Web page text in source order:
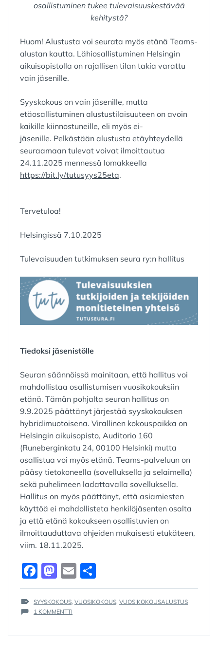
osallistuminen tukee tulevaisuuskestävää
kehitystä?
Huom! Alustusta voi seurata myös etänä Teams-
alustan kautta. Lähiosallistuminen Helsingin
aikuisopistolla on rajallisen tilan takia varattu
vain jäsenille.
Syyskokous on vain jäsenille, mutta
etäosallistuminen alustustilaisuuteen on avoin
kaikille kiinnostuneille, eli myös ei-
jäsenille. Pelkästään alustusta etäyhteydellä
seuraamaan tulevat voivat ilmoittautua
24.11.2025 mennessä lomakkeella
https://bit.ly/tutusyys25eta.
Tervetuloa!
Helsingissä 7.10.2025
Tulevaisuuden tutkimuksen seura ry:n hallitus
Tiedoksi jäsenistölle
Seuran säännöissä mainitaan, että hallitus voi
mahdollistaa osallistumisen vuosikokouksiin
etänä. Tämän pohjalta seuran hallitus on
9.9.2025 päättänyt järjestää syyskokouksen
hybridimuotoisena. Virallinen kokouspaikka on
Helsingin aikuisopisto, Auditorio 160
(Runeberginkatu 24, 00100 Helsinki) mutta
osallistua voi myös etänä. Teams-palveluun on
pääsy tietokoneella (sovelluksella ja selaimella)
sekä puhelimeen ladattavalla sovelluksella.
Hallitus on myös päättänyt, että asiamiesten
käyttöä ei mahdollisteta henkilöjäsenten osalta
ja että etänä kokoukseen osallistuvien on
ilmoittauduttava ohjeiden mukaisesti etukäteen,
viim. 18.11.2025.
F
a
c
e
b
M
a
st
o
d
E
m
ai
h
ar
TAGS
:
SYYSKOKOUS, VUOSIKOKOUS, VUOSIKOKOUSALUSTUS
1 KOMMENTTI